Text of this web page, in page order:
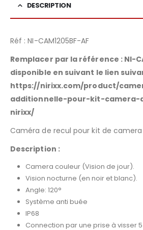
DESCRIPTION
Réf : NI-CAM1205BF-AF
Remplacer par la référence : NI-
disponible en suivant le lien
https://nirixx.com/product/
additionnelle-pour-kit-
nirixx/
Caméra de recul pour kit de camera
Description :
Camera couleur (Vision de jour).
Vision nocturne (en noir et blanc).
Angle: 120°
Système anti buée
IP68
Connection par une prise à visser